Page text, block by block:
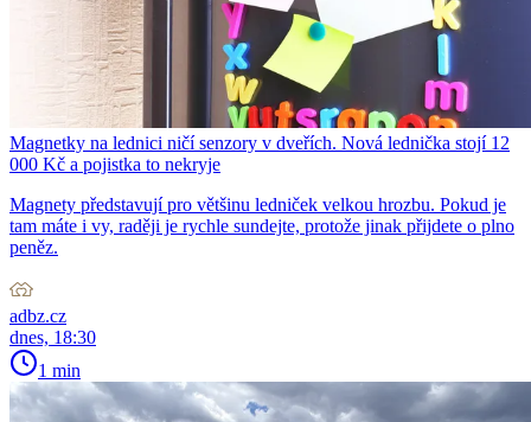
Magnetky na lednici ničí senzory v dveřích. Nová lednička stojí 12
000 Kč a pojistka to nekryje
Magnety představují pro většinu ledniček velkou hrozbu. Pokud je
tam máte i vy, raději je rychle sundejte, protože jinak přijdete o plno
peněz.
adbz.cz
dnes, 18:30
1 min